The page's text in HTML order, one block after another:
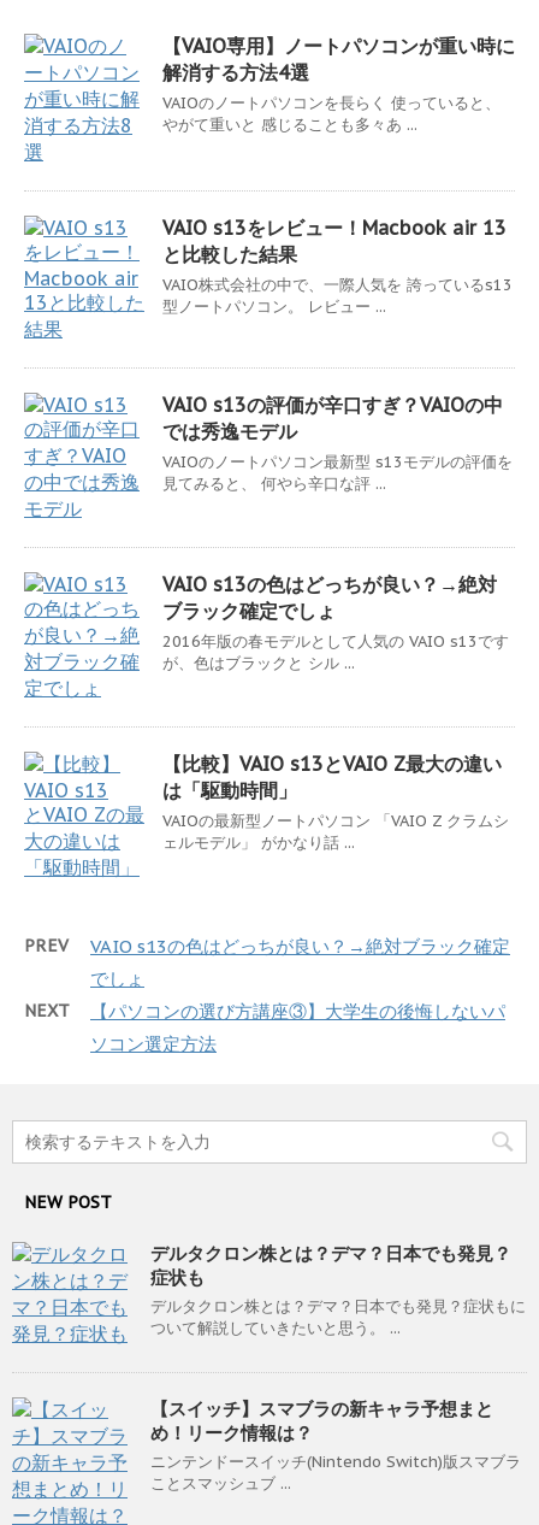
【VAIO専用】ノートパソコンが重い時に
解消する方法4選
VAIOのノートパソコンを長らく 使っていると、
やがて重いと 感じることも多々あ ...
VAIO s13をレビュー！Macbook air 13
と比較した結果
VAIO株式会社の中で、一際人気を 誇っているs13
型ノートパソコン。 レビュー ...
VAIO s13の評価が辛口すぎ？VAIOの中
では秀逸モデル
VAIOのノートパソコン最新型 s13モデルの評価を
見てみると、 何やら辛口な評 ...
VAIO s13の色はどっちが良い？→絶対
ブラック確定でしょ
2016年版の春モデルとして人気の VAIO s13です
が、色はブラックと シル ...
【比較】VAIO s13とVAIO Z最大の違い
は「駆動時間」
VAIOの最新型ノートパソコン 「VAIO Z クラムシ
ェルモデル」 がかなり話 ...
PREV
VAIO s13の色はどっちが良い？→絶対ブラック確定
でしょ
NEXT
【パソコンの選び方講座③】大学生の後悔しないパ
ソコン選定方法
NEW POST
デルタクロン株とは？デマ？日本でも発見？
症状も
デルタクロン株とは？デマ？日本でも発見？症状もに
ついて解説していきたいと思う。 ...
【スイッチ】スマブラの新キャラ予想まと
め！リーク情報は？
ニンテンドースイッチ(Nintendo Switch)版スマブラ
ことスマッシュブ ...